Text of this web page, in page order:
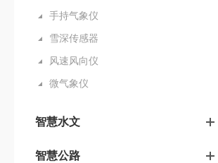
手持气象仪
雪深传感器
风速风向仪
微气象仪
智慧水文
智慧公路